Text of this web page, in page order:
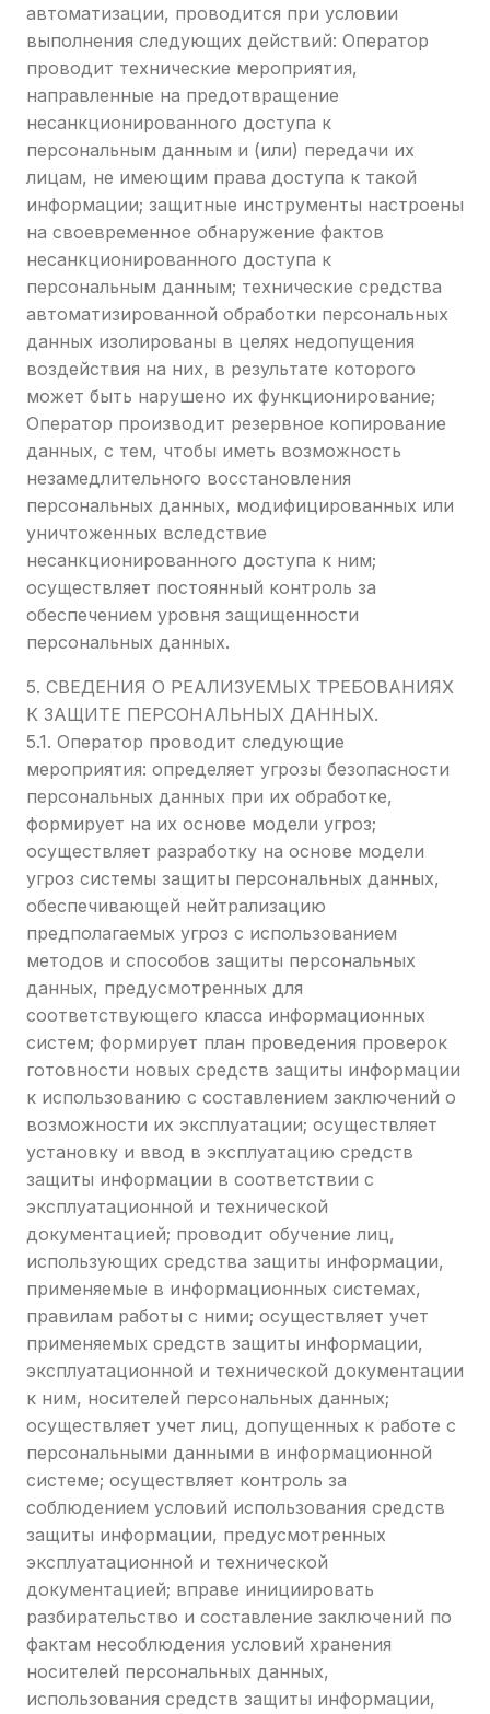
автоматизации, проводится при условии
выполнения следующих действий: Оператор
проводит технические мероприятия,
направленные на предотвращение
несанкционированного доступа к
персональным данным и (или) передачи их
лицам, не имеющим права доступа к такой
информации; защитные инструменты настроены
на своевременное обнаружение фактов
несанкционированного доступа к
персональным данным; технические средства
автоматизированной обработки персональных
данных изолированы в целях недопущения
воздействия на них, в результате которого
может быть нарушено их функционирование;
Оператор производит резервное копирование
данных, с тем, чтобы иметь возможность
незамедлительного восстановления
персональных данных, модифицированных или
уничтоженных вследствие
несанкционированного доступа к ним;
осуществляет постоянный контроль за
обеспечением уровня защищенности
персональных данных.
5. СВЕДЕНИЯ О РЕАЛИЗУЕМЫХ ТРЕБОВАНИЯХ
К ЗАЩИТЕ ПЕРСОНАЛЬНЫХ ДАННЫХ.
5.1. Оператор проводит следующие
мероприятия: определяет угрозы безопасности
персональных данных при их обработке,
формирует на их основе модели угроз;
осуществляет разработку на основе модели
угроз системы защиты персональных данных,
обеспечивающей нейтрализацию
предполагаемых угроз с использованием
методов и способов защиты персональных
данных, предусмотренных для
соответствующего класса информационных
систем; формирует план проведения проверок
готовности новых средств защиты информации
к использованию с составлением заключений о
возможности их эксплуатации; осуществляет
установку и ввод в эксплуатацию средств
защиты информации в соответствии с
эксплуатационной и технической
документацией; проводит обучение лиц,
использующих средства защиты информации,
применяемые в информационных системах,
правилам работы с ними; осуществляет учет
применяемых средств защиты информации,
эксплуатационной и технической документации
к ним, носителей персональных данных;
осуществляет учет лиц, допущенных к работе с
персональными данными в информационной
системе; осуществляет контроль за
соблюдением условий использования средств
защиты информации, предусмотренных
эксплуатационной и технической
документацией; вправе инициировать
разбирательство и составление заключений по
фактам несоблюдения условий хранения
носителей персональных данных,
использования средств защиты информации,